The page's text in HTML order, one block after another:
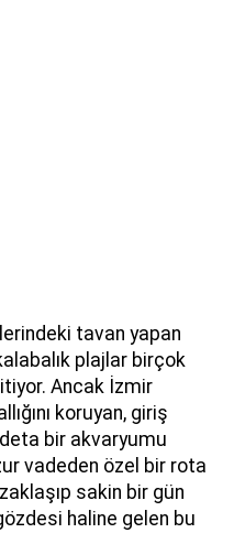
tavan yapan
plajlar birçok
Ancak İzmir
koruyan, giriş
bir akvaryumu
vadeden özel bir rota
sakin bir gün
haline gelen bu